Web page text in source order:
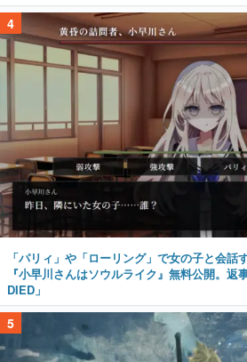
4
「パリィ」や「ローリング」で女の子と会話
『小早川さんはソウルライク』無料公開。返
DIED」
5